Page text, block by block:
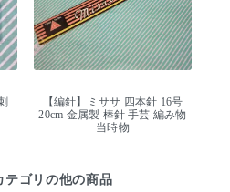
【編針】ミササ 四本針 16号
20cm 金属製 棒針 手芸 編み物
当時物
テゴリの他の商品